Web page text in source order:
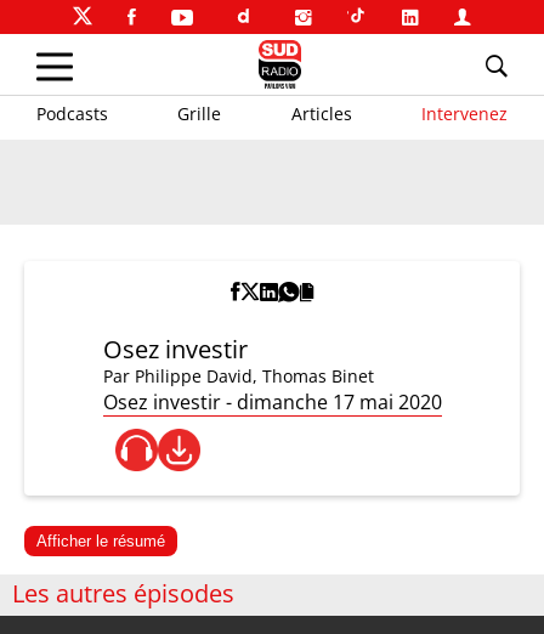
Podcasts Grille Articles Intervenez
Osez investir
Par Philippe David, Thomas Binet
Osez investir - dimanche 17 mai 2020
Afficher le résumé
Les autres épisodes